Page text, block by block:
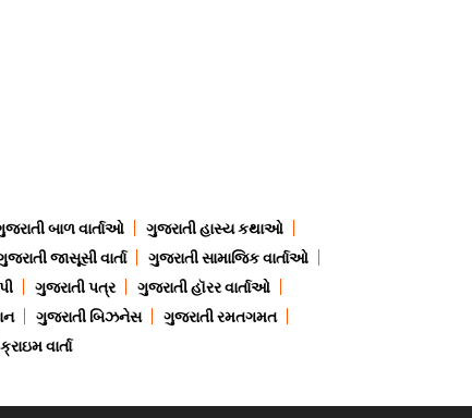
બાળ વાર્તાઓ
ગુજરાતી હાસ્ય કથાઓ
જાસૂસી વાર્તા
ગુજરાતી સામાજિક વાર્તાઓ
ગુજરાતી પત્ર
ગુજરાતી હૉરર વાર્તાઓ
ગુજરાતી બિઝનેસ
ગુજરાતી રમતગમત
વાર્તા